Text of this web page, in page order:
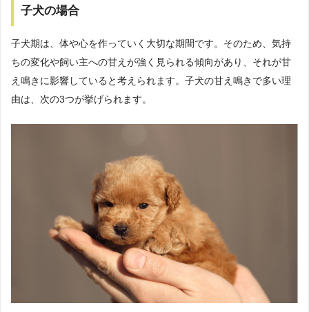
子犬の場合
子犬期は、体や心を作っていく大切な期間です。そのため、気持
ちの変化や飼い主への甘えが強く見られる傾向があり、それが甘
え鳴きに影響していると考えられます。子犬の甘え鳴きで多い理
由は、次の3つが挙げられます。